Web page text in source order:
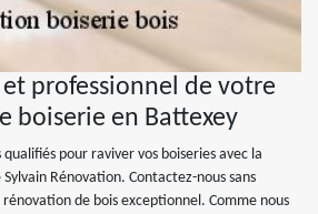
professionnel de votre
boiserie en Battexey
pour raviver vos boiseries avec la
Rénovation. Contactez-nous sans
de bois exceptionnel. Comme nous